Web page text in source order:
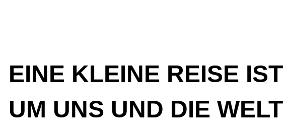
EINE KLEINE REISE IST
UM UNS UND DIE